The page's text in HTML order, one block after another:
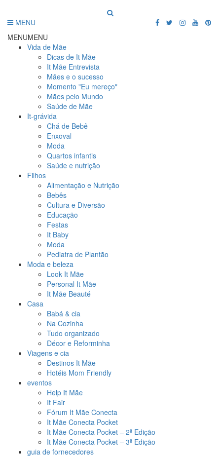
MENU
MENUMENU
Vida de Mãe
Dicas de It Mãe
It Mãe Entrevista
Mães e o sucesso
Momento "Eu mereço"
Mães pelo Mundo
Saúde de Mãe
It-grávida
Chá de Bebê
Enxoval
Moda
Quartos infantis
Saúde e nutrição
Filhos
Alimentação e Nutrição
Bebês
Cultura e Diversão
Educação
Festas
It Baby
Moda
Pediatra de Plantão
Moda e beleza
Look It Mãe
Personal It Mãe
It Mãe Beauté
Casa
Babá & cia
Na Cozinha
Tudo organizado
Décor e Reforminha
Viagens e cia
Destinos It Mãe
Hotéis Mom Friendly
eventos
Help It Mãe
It Fair
Fórum It Mãe Conecta
It Mãe Conecta Pocket
It Mãe Conecta Pocket – 2ª Edição
It Mãe Conecta Pocket – 3ª Edição
guia de fornecedores